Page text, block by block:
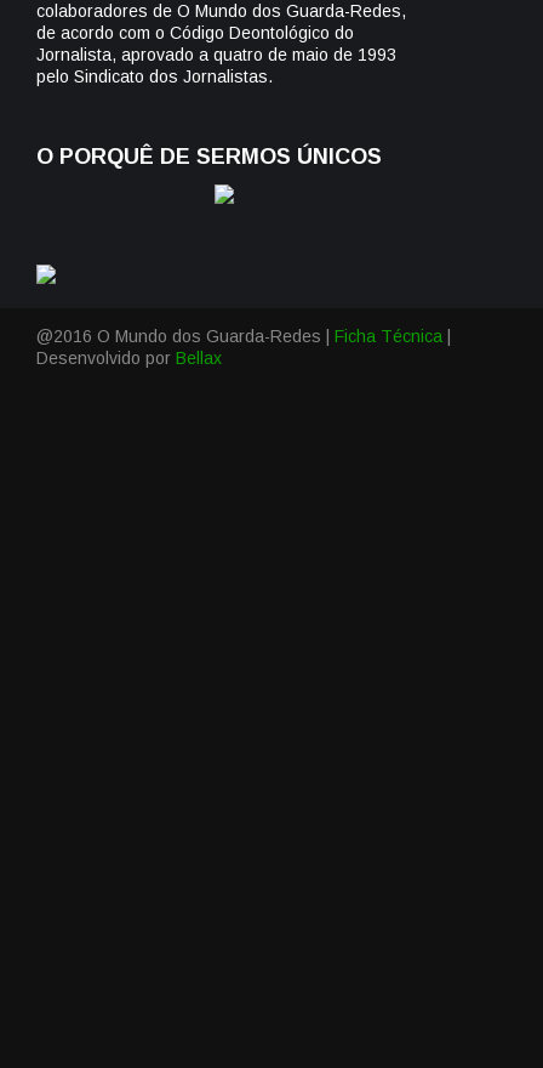
colaboradores de O Mundo dos Guarda-Redes,
de acordo com o Código Deontológico do
Jornalista, aprovado a quatro de maio de 1993
pelo Sindicato dos Jornalistas.
O PORQUÊ DE SERMOS ÚNICOS
@2016 O Mundo dos Guarda-Redes | Ficha Técnica
Desenvolvido por Bellax